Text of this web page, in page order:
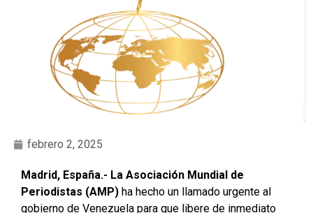
febrero 2, 2025
Madrid, España.- La Asociación Mundial de
Periodistas (AMP) ha hecho un llamado urgente al
gobierno de Venezuela para que libere de inmediato